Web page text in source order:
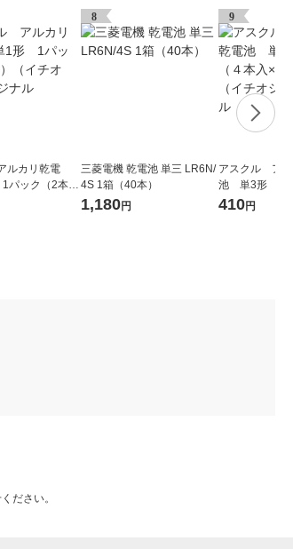
ルカリ乾電
ック（2本
シ） オリジナ
8
三菱電機 乾電池 単三 LR6N/
4S 1箱（40本）
1,180円
9
アスクル ア
池 単3形 12
パック）（イ
410円
ださい。